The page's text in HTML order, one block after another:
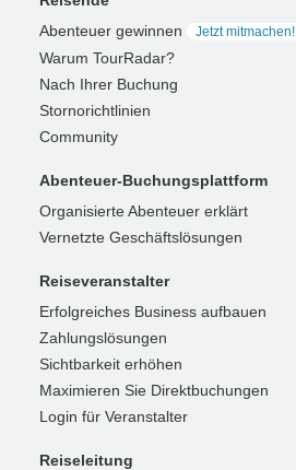
Abenteuer gewinnen
Jetzt mitmachen!
Warum TourRadar?
Nach Ihrer Buchung
Stornorichtlinien
Community
Abenteuer-Buchungsplattform
Organisierte Abenteuer erklärt
Vernetzte Geschäftslösungen
Reiseveranstalter
Erfolgreiches Business aufbauen
Zahlungslösungen
Sichtbarkeit erhöhen
Maximieren Sie Direktbuchungen
Login für Veranstalter
Reiseleitung